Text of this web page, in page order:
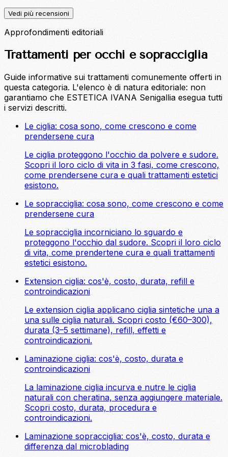
Vedi più recensioni
Approfondimenti editoriali
Trattamenti per occhi e sopracciglia
Guide informative sui trattamenti comunemente offerti in
questa categoria. L'elenco è di natura editoriale: non
garantiamo che ESTETICA IVANA Senigallia esegua tutti
i servizi descritti.
Le ciglia: cosa sono, come crescono e come
prendersene cura
Le ciglia proteggono l'occhio da polvere e sudore.
Scopri il loro ciclo di vita in 3 fasi, come crescono,
come prendersene cura e quali trattamenti estetici
esistono.
Le sopracciglia: cosa sono, come crescono e come
prendersene cura
Le sopracciglia incorniciano lo sguardo e
proteggono l'occhio dal sudore. Scopri il loro ciclo
di vita, come prendertene cura e quali trattamenti
estetici esistono.
Extension ciglia: cos'è, costo, durata, refill e
controindicazioni
Le extension ciglia applicano ciglia sintetiche una a
una sulle ciglia naturali. Scopri costo (€60–300),
durata (3–5 settimane), refill, effetti e
controindicazioni.
Laminazione ciglia: cos'è, costo, durata e
controindicazioni
La laminazione ciglia incurva e nutre le ciglia
naturali con cheratina, senza aggiungere materiale.
Scopri costo, durata, procedura e
controindicazioni.
Laminazione sopracciglia: cos'è, costo, durata e
differenza dal microblading